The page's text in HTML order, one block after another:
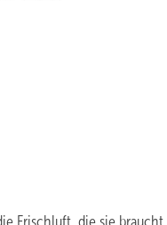
Frischluft, die sie braucht.